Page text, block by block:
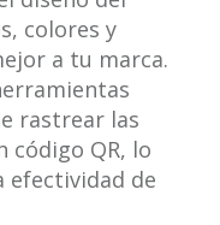
colores y
a tu marca.
rastrear las
código QR, lo
efectividad de